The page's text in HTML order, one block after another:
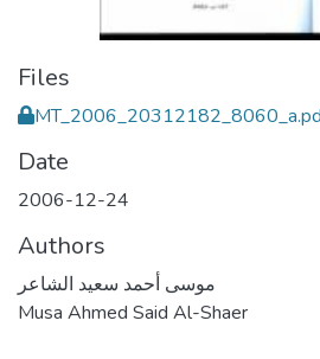
Files
Date
2006-12-24
Authors
موسى أحمد سعيد الشاعر
Musa Ahmed Said Al-Shaer